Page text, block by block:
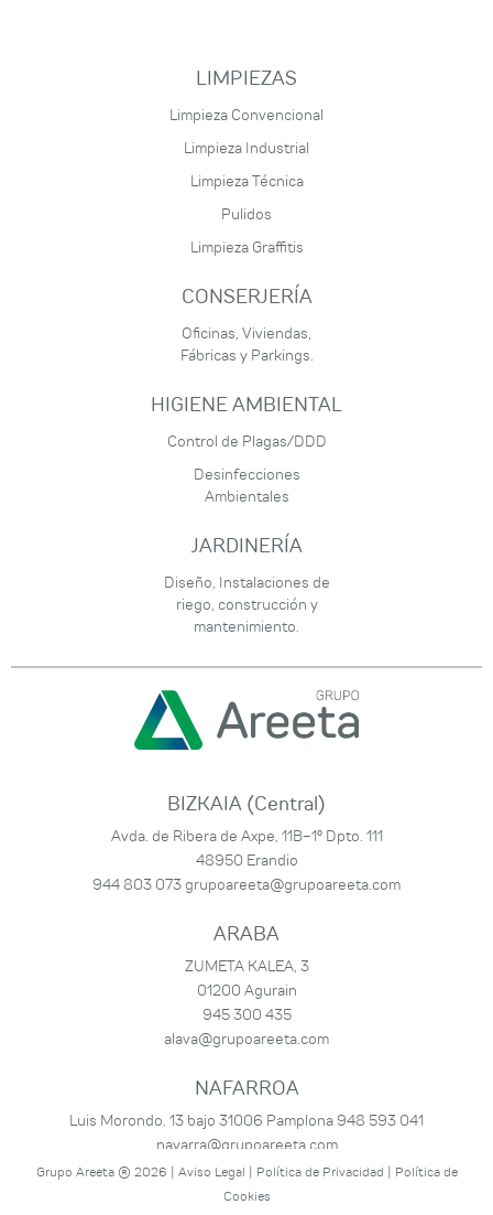
LIMPIEZAS
Limpieza Convencional
Limpieza Industrial
Limpieza Técnica
Pulidos
Limpieza Graffitis
CONSERJERÍA
Oficinas, Viviendas,
Fábricas y Parkings.
HIGIENE AMBIENTAL
Control de Plagas/DDD
Desinfecciones
Ambientales
JARDINERÍA
Diseño, Instalaciones de
riego, construcción y
mantenimiento.
BIZKAIA (Central)
Avda. de Ribera de Axpe, 11B-1º Dpto. 111
48950 Erandio
944 803 073 grupoareeta@grupoareeta.com
ARABA
ZUMETA KALEA, 3
01200 Agurain
945 300 435
alava@grupoareeta.com
NAFARROA
Luis Morondo. 13 bajo 31006 Pamplona 948 593 041
navarra@grupoareeta.com
Grupo Areeta ® 2026 | Aviso Legal | Política de Privacidad | Política de
Cookies